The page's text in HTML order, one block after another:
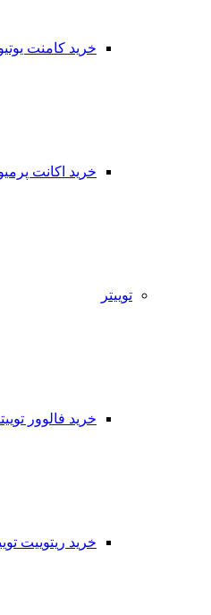
خرید کامنت
خرید اکانت
توییتر
خرید فالوور
خرید ریتوییت